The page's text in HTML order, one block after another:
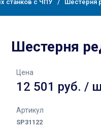
станков с ЧПУ Шестерня
Шестерня
Цена
12 501 руб. /
Артикул
SP31122